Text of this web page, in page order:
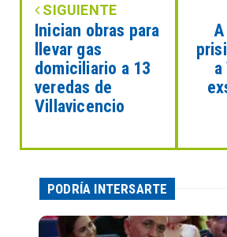
SIGUIENTE
Inician obras para
llevar gas
domiciliario a 13
veredas de
Villavicencio
PODRÍA INTERSARTE